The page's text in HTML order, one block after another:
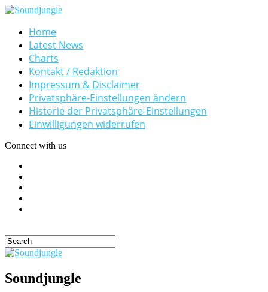
Home
Latest News
Charts
Kontakt / Redaktion
Impressum & Disclaimer
Privatsphäre-Einstellungen ändern
Historie der Privatsphäre-Einstellungen
Einwilligungen widerrufen
Connect with us
Soundjungle